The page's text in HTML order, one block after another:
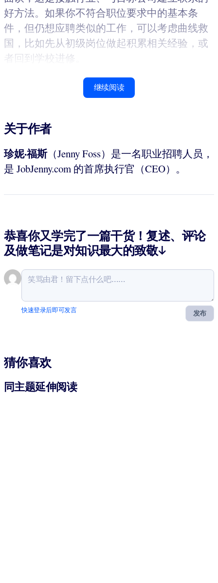
好方法。如果你不符合职位要求中的基本条
件，但仍想应聘类似的工作，可以考虑曲线救
国，比如先从初级岗位做起积累相关经验，或
者回到学校进修。
继续阅读
关于作者
珍妮·福斯（Jenny Foss）是一名职业招聘人员，
是 JobJenny.com 的首席执行官（CEO）。
恭喜你又学完了一篇干货！复述、评论
及做笔记是对知识最大的致敬↓
发布
快速登录后即可发言
猜你喜欢
同主题延伸阅读